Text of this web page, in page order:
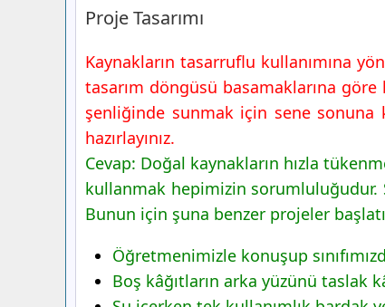
Proje Tasarımı
Kaynakların tasarruflu kullanımına
tasarım döngüsü basamaklarına göre
şenliğinde sunmak için sene sonuna
hazırlayınız.
Cevap: Doğal kaynakların hızla
kullanmak hepimizin sorumluluğudur.
Bunun için şuna benzer projeler
Öğretmenimizle konuşup
Boş kâğıtların arka yüzünü taslak